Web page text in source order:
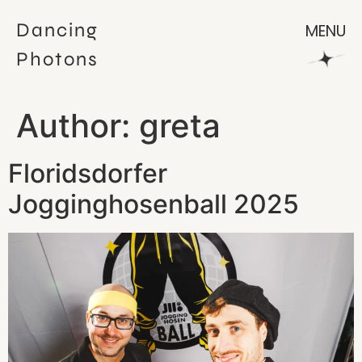
Dancing
Photons
MENU
Author: greta
Floridsdorfer
Jogginghosenball 2025